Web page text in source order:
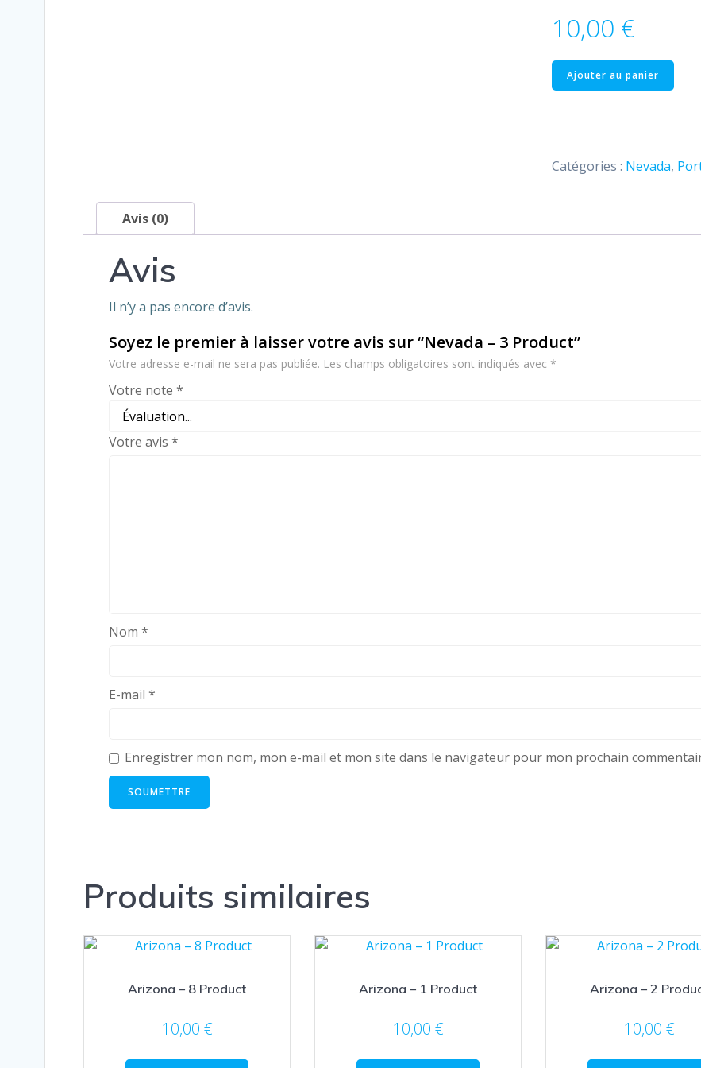
10,00 €
quantité
de
Product
Ajouter au panier
Catégories : Nevada,
Avis (0)
Avis
Il n’y a pas encore d’avis.
Soyez le premier à laisser votre avis sur “Nevada – 3 Product”
Votre adresse e-mail ne sera pas publiée. Les champs obligatoires sont indiqués avec *
Votre note *
Votre avis *
Nom *
E-mail *
Enregistrer mon nom, mon e-mail et mon site dans le navigateur pour mon prochain
Produits similaires
Arizona – 8 Product
10,00 €
Arizona – 1 Product
10,00 €
Arizona – 2
10,00 €